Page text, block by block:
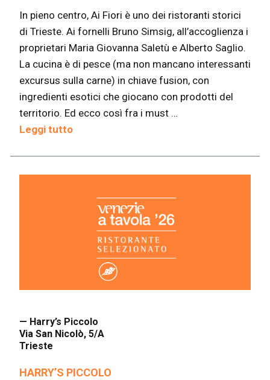
In pieno centro, Ai Fiori è uno dei ristoranti storici
di Trieste. Ai fornelli Bruno Simsig, all’accoglienza i
proprietari Maria Giovanna Saletù e Alberto Saglio.
La cucina è di pesce (ma non mancano interessanti
excursus sulla carne) in chiave fusion, con
ingredienti esotici che giocano con prodotti del
territorio. Ed ecco così fra i must …
Leggi tutto
— Harry’s Piccolo
Via San Nicolò, 5/A
Trieste
HARRY’S PICCOLO